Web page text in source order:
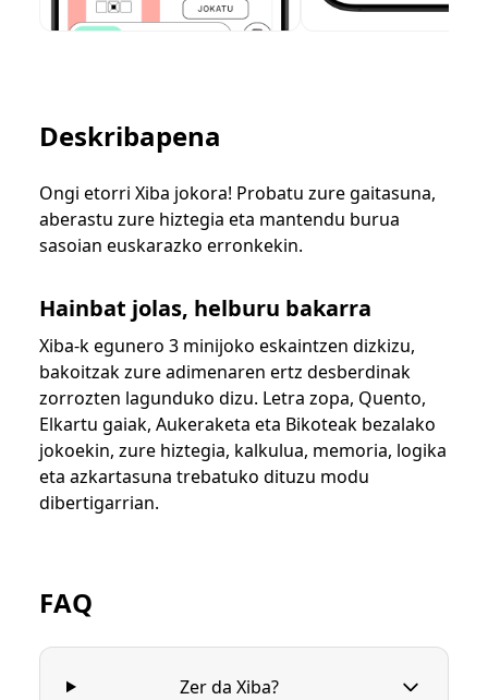
Deskribapena
Ongi etorri Xiba jokora! Probatu zure gaitasuna,
aberastu zure hiztegia eta mantendu burua
sasoian euskarazko erronkekin.
Hainbat jolas, helburu bakarra
Xiba-k egunero 3 minijoko eskaintzen dizkizu,
bakoitzak zure adimenaren ertz desberdinak
zorrozten lagunduko dizu. Letra zopa, Quento,
Elkartu gaiak, Aukeraketa eta Bikoteak bezalako
jokoekin, zure hiztegia, kalkulua, memoria, logika
eta azkartasuna trebatuko dituzu modu
dibertigarrian.
FAQ
Zer da Xiba?